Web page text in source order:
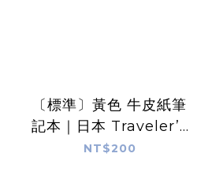
〔標準〕黃色 牛皮紙筆
記本｜日本 Traveler’s
Notebook
NT$200